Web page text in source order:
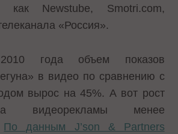
как Newstube, Smotri.com,
«Россия».
года объем показов
в видео по сравнению с
вырос на 45%. А вот рост
видеорекламы менее
По данным J’son & Partners